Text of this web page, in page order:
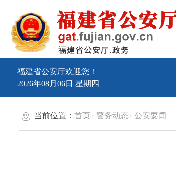
福建省公安厅欢迎您！
2026年08月06日 星期四
当前位置：首页 警务动态 公安要闻